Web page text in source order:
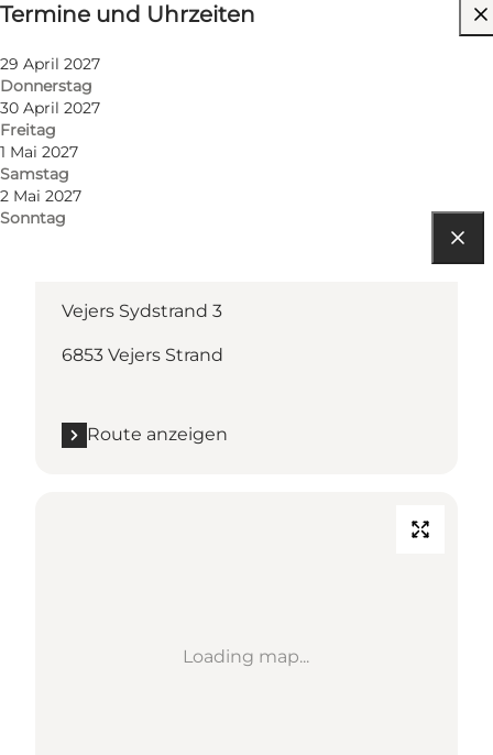
Termine und Uhrzeiten
29 April 2027
Donnerstag
30 April 2027
Freitag
1 Mai 2027
Samstag
2 Mai 2027
Sonntag
Website besuchen
Vejers Sydstrand 3
6853 Vejers Strand
Route anzeigen
Loading map...